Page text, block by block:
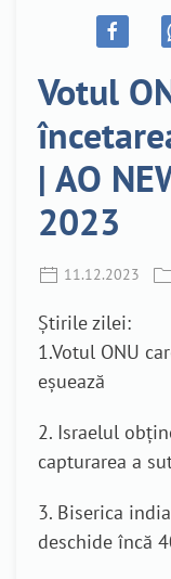
Votul
| AO
2023
11.12.2023
Știrile zilei:
1.Votul ONU
eșuează
2. Israelul
capturarea a
3. Biserica
deschide încă